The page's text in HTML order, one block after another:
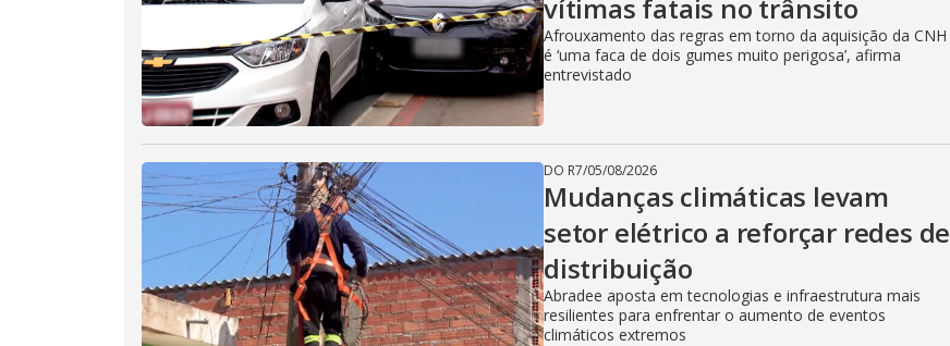
vítimas fatais no trânsito
Afrouxamento das regras em torno da aquisição da CNH
é ‘uma faca de dois gumes muito perigosa’, afirma
entrevistado
DO R7/05/08/2026
Mudanças climáticas levam
setor elétrico a reforçar redes de
distribuição
Abradee aposta em tecnologias e infraestrutura mais
resilientes para enfrentar o aumento de eventos
climáticos extremos